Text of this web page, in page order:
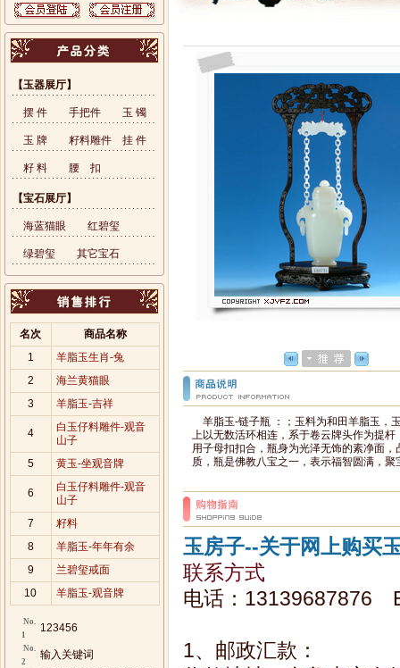
【玉器展厅】
摆 件 手把件 玉 镯
玉 牌 籽料雕件 挂 件
籽 料 腰 扣
【宝石展厅】
海蓝猫眼 红碧玺
绿碧玺 其它宝石
名次
商品名称
1
羊脂玉生肖-兔
2
海兰黄猫眼
3
羊脂玉-吉祥
4
白玉仔料雕件-观音
山子
5
黄玉-坐观音牌
6
白玉仔料雕件-观音
山子
7
籽料
8
羊脂玉-年年有余
9
兰碧玺戒面
10
羊脂玉-观音牌
No.
1
123456
No.
2
输入关键词
羊脂玉-链子瓶 ：；玉料为和田羊脂玉，
上以无数活环相连，系于卷云牌头作为提
用子母扣扣合，瓶身为光泽无饰的素净面
质，瓶是佛教八宝之一，表示福智圆满，聚